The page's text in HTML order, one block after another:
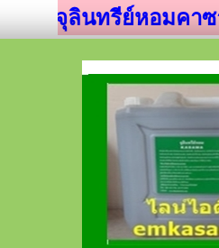
จุลินทรีย์หอมคาซาม่าไ